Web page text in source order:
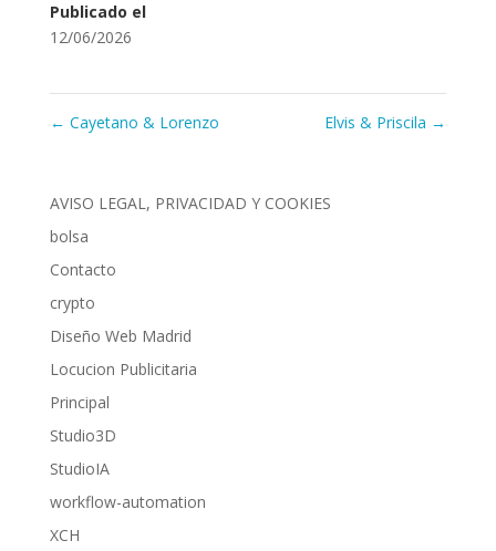
Publicado el
12/06/2026
← Cayetano & Lorenzo Elvis & Priscila →
AVISO LEGAL, PRIVACIDAD Y COOKIES
bolsa
Contacto
crypto
Diseño Web Madrid
Locucion Publicitaria
Principal
Studio3D
StudioIA
workflow-automation
XCH